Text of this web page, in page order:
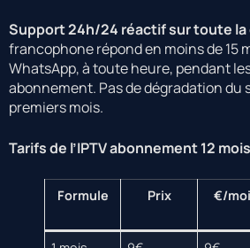
Support 24h/24 réactif sur toute la
francophone répond en moins de 15
WhatsApp, à toute heure, pendant
abonnement. Pas de dégradation du
premiers mois.
Tarifs de l’IPTV abonnement 12
Formule Prix €/